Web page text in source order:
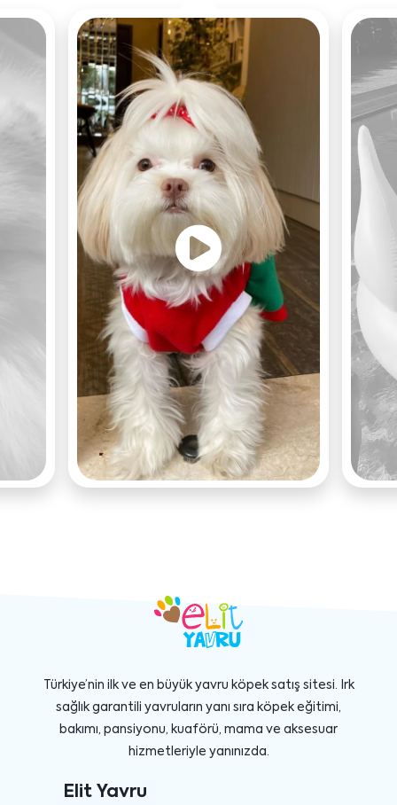
Türkiye’nin ilk ve en büyük yavru köpek satış sitesi. Irk
sağlık garantili yavruların yanı sıra köpek eğitimi,
bakımı, pansiyonu, kuaförü, mama ve aksesuar
hizmetleriyle yanınızda.
Elit Yavru